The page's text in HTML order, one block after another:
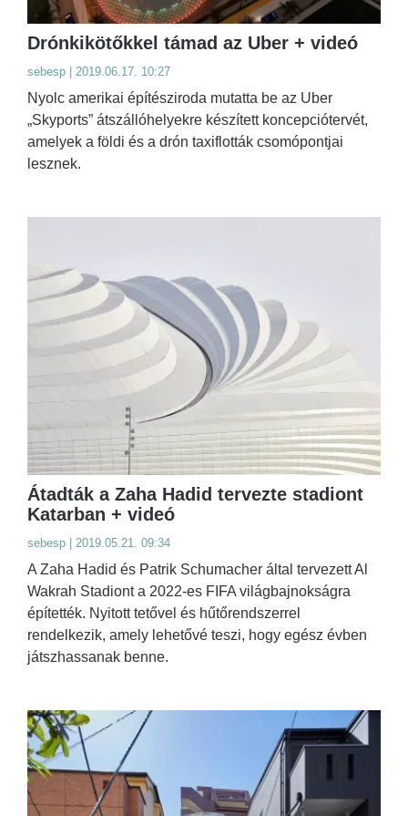
Drónkikötőkkel támad az Uber + videó
sebesp | 2019.06.17. 10:27
Nyolc amerikai építésziroda mutatta be az Uber
„Skyports” átszállóhelyekre készített koncepciótervét,
amelyek a földi és a drón taxiflották csomópontjai
lesznek.
Átadták a Zaha Hadid tervezte stadiont
Katarban + videó
sebesp | 2019.05.21. 09:34
A Zaha Hadid és Patrik Schumacher által tervezett Al
Wakrah Stadiont a 2022-es FIFA világbajnokságra
építették. Nyitott tetővel és hűtőrendszerrel
rendelkezik, amely lehetővé teszi, hogy egész évben
játszhassanak benne.